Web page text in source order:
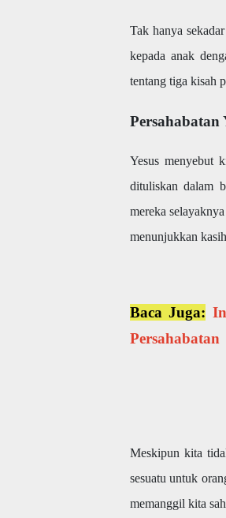
Tak hanya
kepada anak
tentang tiga kisah
Persahabatan
Yesus menyebut
dituliskan dalam
mereka
menunjukkan
Baca Juga:
Persahabatan
Meskipun kita
sesuatu untuk
memanggil kita